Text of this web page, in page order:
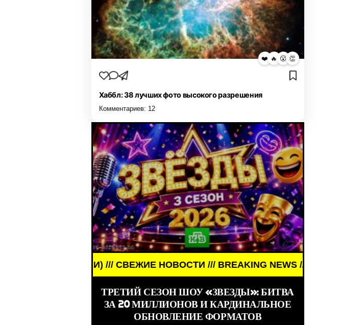
❤️ 🔥 😮 👏
Хаббл: 38 лучших фото высокого разрешения
Комментариев: 12
/// СВЕЖИЕ НОВОСТИ /// BREAKING NEWS /// НОВОСТИ (СМИ) ///
ТРЕТИЙ СЕЗОН ШОУ «ЗВЕЗДЫ»: БИТВА
ЗА 20 МИЛЛИОНОВ И КАРДИНАЛЬНОЕ
ОБНОВЛЕНИЕ ФОРМАТОВ